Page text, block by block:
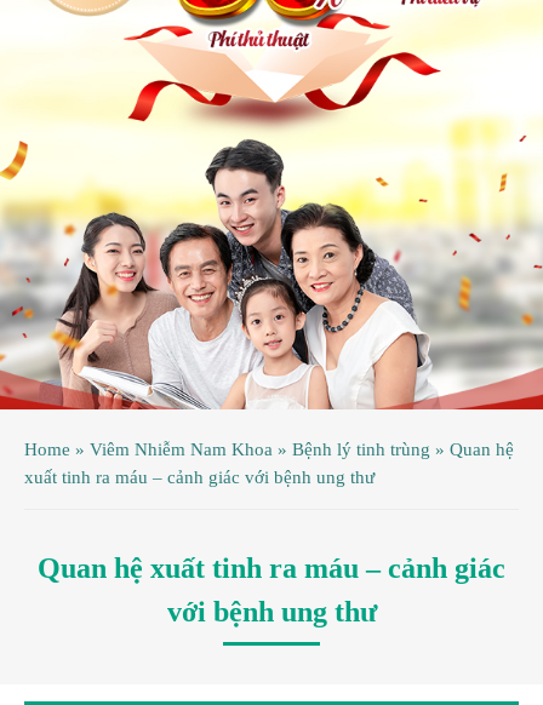
Home » Viêm Nhiễm Nam Khoa » Bệnh lý tinh trùng » Quan hệ
xuất tinh ra máu – cảnh giác với bệnh ung thư
Quan hệ xuất tinh ra máu – cảnh giác
với bệnh ung thư